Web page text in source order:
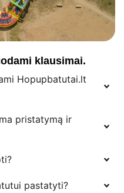
klausimai.
Hopupbatutai.lt
pristatymą ir
pastatyti?